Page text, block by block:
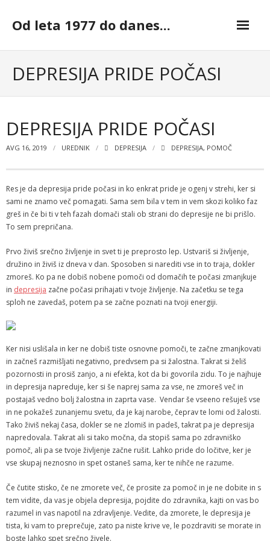
contentOd leta 1977 do danes...
DEPRESIJA PRIDE POČASI
DEPRESIJA PRIDE POČASI
AVG 16, 2019 UREDNIK DEPRESIJA DEPRESIJA, POMOČ
Res je da depresija pride počasi in ko enkrat pride je ogenj v strehi, ker si
sami ne znamo več pomagati. Sama sem bila v tem in vem skozi koliko faz
greš in če bi ti v teh fazah domači stali ob strani do depresije ne bi prišlo.
To sem prepričana.
Prvo živiš srečno življenje in svet ti je preprosto lep. Ustvariš si življenje,
družino in živiš iz dneva v dan. Sposoben si narediti vse in to traja, dokler
zmoreš. Ko pa ne dobiš nobene pomoči od domačih te počasi zmanjkuje
in depresija začne počasi prihajati v tvoje življenje. Na začetku se tega
sploh ne zavedaš, potem pa se začne poznati na tvoji energiji.
Ker nisi uslišala in ker ne dobiš tiste osnovne pomoči, te začne zmanjkovati
in začneš razmišljati negativno, predvsem pa si žalostna. Takrat si želiš
pozornosti in prosiš zanjo, a ni efekta, kot da bi govorila zidu. To je najhuje
in depresija napreduje, ker si še naprej sama za vse, ne zmoreš več in
postajaš vedno bolj žalostna in zaprta vase. Vendar še vseeno rešuješ vse
in ne pokažeš zunanjemu svetu, da je kaj narobe, čeprav te lomi od žalosti.
Tako živiš nekaj časa, dokler se ne zlomiš in padeš, takrat pa je depresija
napredovala. Takrat ali si tako močna, da stopiš sama po zdravniško
pomoč, ali pa se tvoje življenje začne rušit. Lahko pride do ločitve, ker je
vse skupaj neznosno in spet ostaneš sama, ker te nihče ne razume.
Če čutite stisko, če ne zmorete več, če prosite za pomoč in je ne dobite in s
tem vidite, da vas je objela depresija, pojdite do zdravnika, kajti on vas bo
razumel in vas napotil na zdravljenje. Vedite, da zmorete, le depresija je
tista, ki vam to preprečuje, zato pa niste krive ve, le pozdraviti se morate in
boste lahko spet srečno živele.